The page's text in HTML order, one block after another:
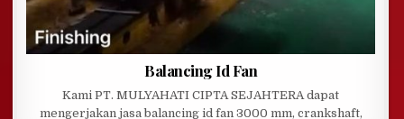
Balancing Id Fan
Kami PT. MULYAHATI CIPTA SEJAHTERA dapat
mengerjakan jasa balancing id fan 3000 mm, crankshaft,